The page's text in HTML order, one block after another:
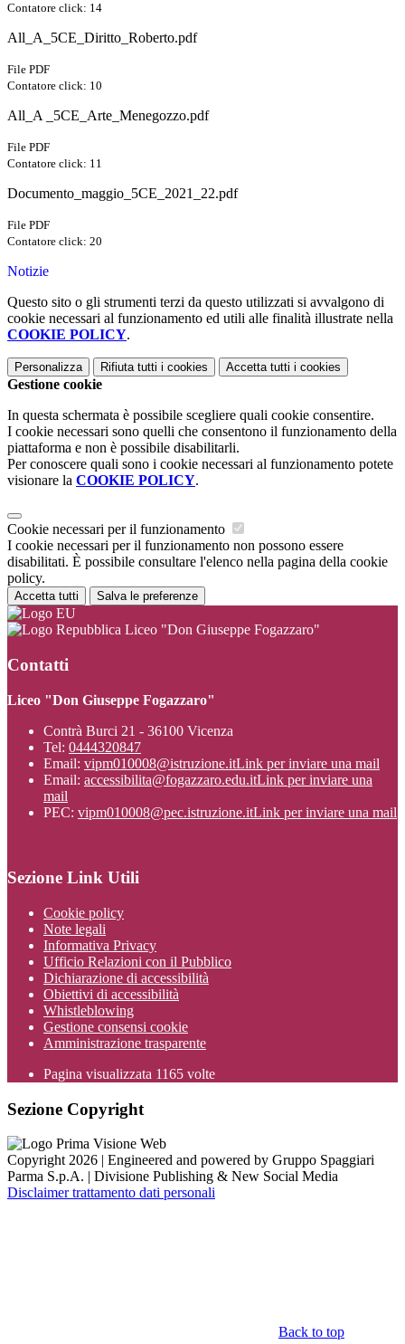
Contatore click: 14
All_A_5CE_Diritto_Roberto.pdf
File PDF
Contatore click: 10
All_A _5CE_Arte_Menegozzo.pdf
File PDF
Contatore click: 11
Documento_maggio_5CE_2021_22.pdf
File PDF
Contatore click: 20
Notizie
Questo sito o gli strumenti terzi da questo utilizzati si avvalgono di
cookie necessari al funzionamento ed utili alle finalità illustrate nella
COOKIE POLICY.
Personalizza Rifiuta tutti i cookies Accetta tutti i cookies
Gestione cookie
In questa schermata è possibile scegliere quali cookie consentire.
I cookie necessari sono quelli che consentono il funzionamento della
piattaforma e non è possibile disabilitarli.
Per conoscere quali sono i cookie necessari al funzionamento potete
visionare la COOKIE POLICY.
Cookie necessari per il funzionamento
I cookie necessari per il funzionamento non possono essere
disabilitati. È possibile consultare l'elenco nella pagina della cookie
policy.
Accetta tutti Salva le preferenze
Liceo "Don Giuseppe Fogazzaro"
Contatti
Liceo "Don Giuseppe Fogazzaro"
Contrà Burci 21 - 36100 Vicenza
Tel: 0444320847
Email: vipm010008@istruzione.itLink per inviare una mail
Email: accessibilita@fogazzaro.edu.itLink per inviare una
mail
PEC: vipm010008@pec.istruzione.itLink per inviare una mail
Sezione Link Utili
Cookie policy
Note legali
Informativa Privacy
Ufficio Relazioni con il Pubblico
Dichiarazione di accessibilità
Obiettivi di accessibilità
Whistleblowing
Gestione consensi cookie
Amministrazione trasparente
Pagina visualizzata 1165 volte
Sezione Copyright
Copyright 2026 | Engineered and powered by Gruppo Spaggiari
Parma S.p.A. | Divisione Publishing & New Social Media
Disclaimer trattamento dati personali
Back to top